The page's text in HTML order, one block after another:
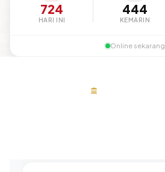
724
HARI INI
444
KEMARIN
Online sekarang